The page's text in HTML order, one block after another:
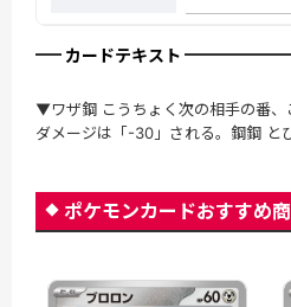
カードテキスト
▼ワザ鋼 こうちょく次の相手の番、
ダメージは「-30」される。鋼鋼 と
ポケモンカードおすすめ